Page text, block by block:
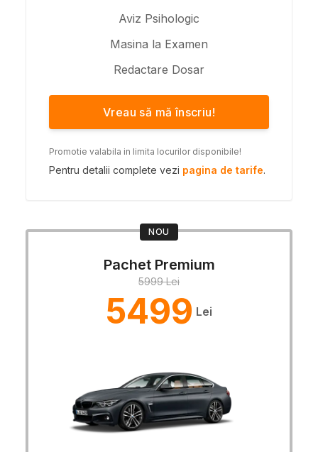
Aviz Psihologic
Masina la Examen
Redactare Dosar
Vreau să mă înscriu!
Promotie valabila in limita locurilor disponibile!
Pentru detalii complete vezi pagina de tarife.
NOU
Pachet Premium
5999 Lei
5499 Lei